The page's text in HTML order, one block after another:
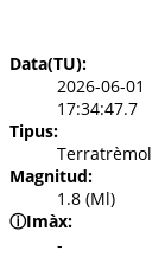
Data(TU):
2026-06-01
17:34:47.7
Tipus:
Terratrèmol
Magnitud:
1.8 (Ml)
ⓘImàx:
-